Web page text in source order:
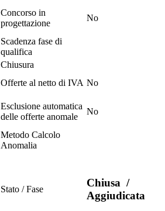
Concorso in
progettazione
No
Scadenza fase di
qualifica
Chiusura
Offerte al netto di IVA No
Esclusione automatica
delle offerte anomale
No
Metodo Calcolo
Anomalia
Stato / Fase Chiusa /
Aggiudicata